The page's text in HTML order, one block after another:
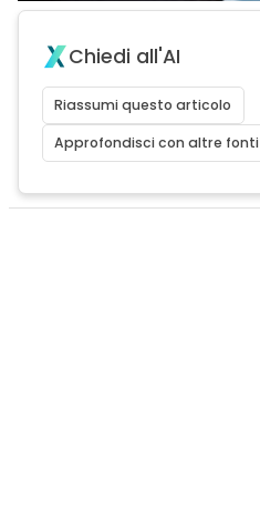
Chiedi all'AI
Riassumi questo articolo
Approfondisci con altre fonti